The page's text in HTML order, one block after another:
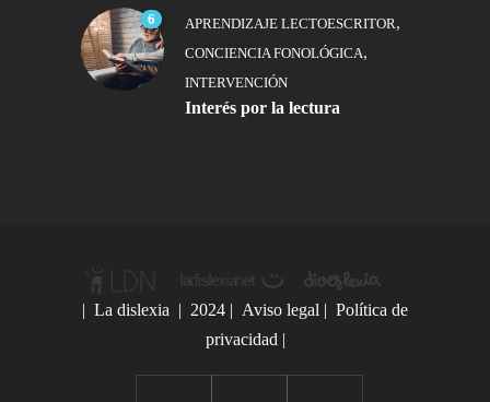
6 APRENDIZAJE LECTOESCRITOR,
CONCIENCIA FONOLÓGICA,
INTERVENCIÓN
Interés por la lectura
| La dislexia | 2024 | Aviso legal | Política de
privacidad |